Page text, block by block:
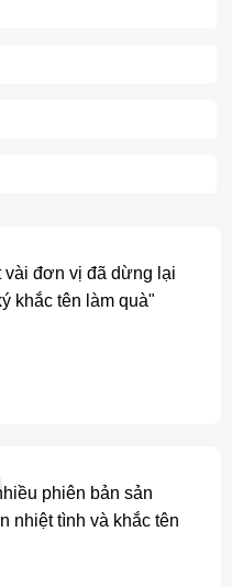
vài đơn vị đã dừng lại
khắc tên làm quà"
phiên bản sản
nhiệt tình và khắc tên